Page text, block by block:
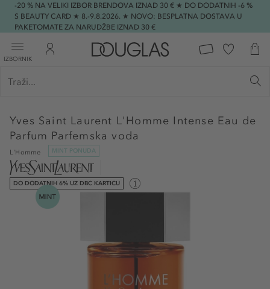
-20 % NA VELIKI IZBOR BRENDOVA IZNAD 30 € ★ DO DODATNIH -6 %
S BEAUTY CARD ★ 8.-9.8.2026. ★ NOVO: BESPLATNA DOSTAVA U
PAKETOMATE ZA NARUDŽBE IZNAD 30 €
IZBORNIK
Yves Saint Laurent L'Homme Intense Eau de
Parfum Parfemska voda
L'Homme MINT PONUDA
DO DODATNIH 6% UZ DBC KARTICU